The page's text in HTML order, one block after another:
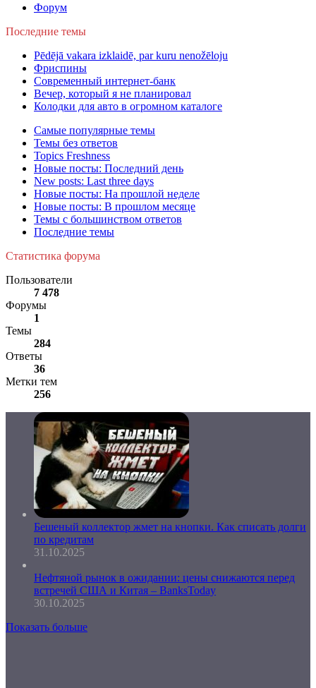
Форум
Последние темы
Pēdējā vakara izklaidē, par kuru nenožēloju
Фриспины
Современный интернет-банк
Вечер, который я не планировал
Колодки для авто в огромном каталоге
Самые популярные темы
Темы без ответов
Topics Freshness
Новые посты: Последний день
New posts: Last three days
Новые посты: На прошлой неделе
Новые посты: В прошлом месяце
Темы с большинством ответов
Последние темы
Статистика форума
Пользователи
7 478
Форумы
1
Темы
284
Ответы
36
Метки тем
256
Бешеный коллектор жмет на кнопки. Как списать долги
по кредитам
31.10.2025
Нефтяной рынок в ожидании: цены снижаются перед
встречей США и Китая – BanksToday
30.10.2025
Показать больше